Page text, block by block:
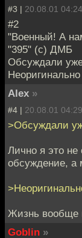
#3 | 20.08.01 04:24
#2
"Военный! А
"395" (с) ДМБ
Обсуждали уже
Alex »
#4 | 20.08.01 04:29
>Обсуждали
Лично я это не
обсуждение, а
Жизнь вообще
Goblin »